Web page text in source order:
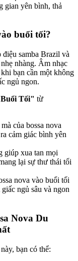
gian yên bình, thả
buổi tối?
samba Brazil và
nhàng. Âm nhạc
bạn cần một không
ngủ ngon.
Buổi Tối" từ
của bossa nova
cảm giác bình yên
giúp xua tan mọi
lại sự thư thái tối
nova vào buổi tối
ngủ sâu và ngon
Nova Du
bạn có thể: